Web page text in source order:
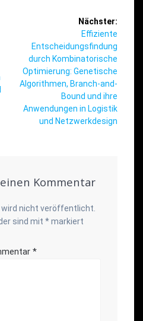
Nächster:
Nächster
Beitrag:
Effiziente
Entscheidungsfindung
durch Kombinatorische
Optimierung: Genetische
Algorithmen, Branch-and-
Bound und ihre
Anwendungen in Logistik
und Netzwerkdesign
Kommentar
wird nicht veröffentlicht.
sind mit *markiert
*